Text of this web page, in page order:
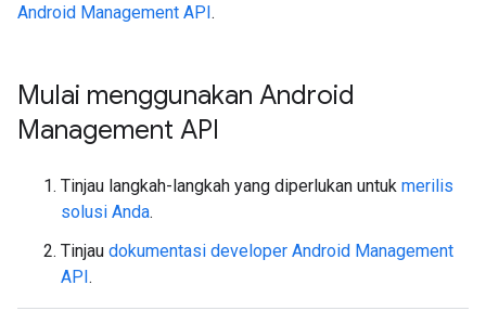
Android Management API.
Mulai menggunakan Android
Management API
Tinjau langkah-langkah yang diperlukan untuk merilis
solusi Anda.
Tinjau dokumentasi developer Android Management
API.